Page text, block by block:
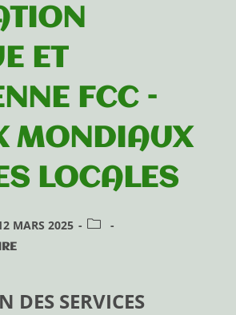
ET
FCC –
MONDIAUX
LOCALES
MARS 2025
DES SERVICES